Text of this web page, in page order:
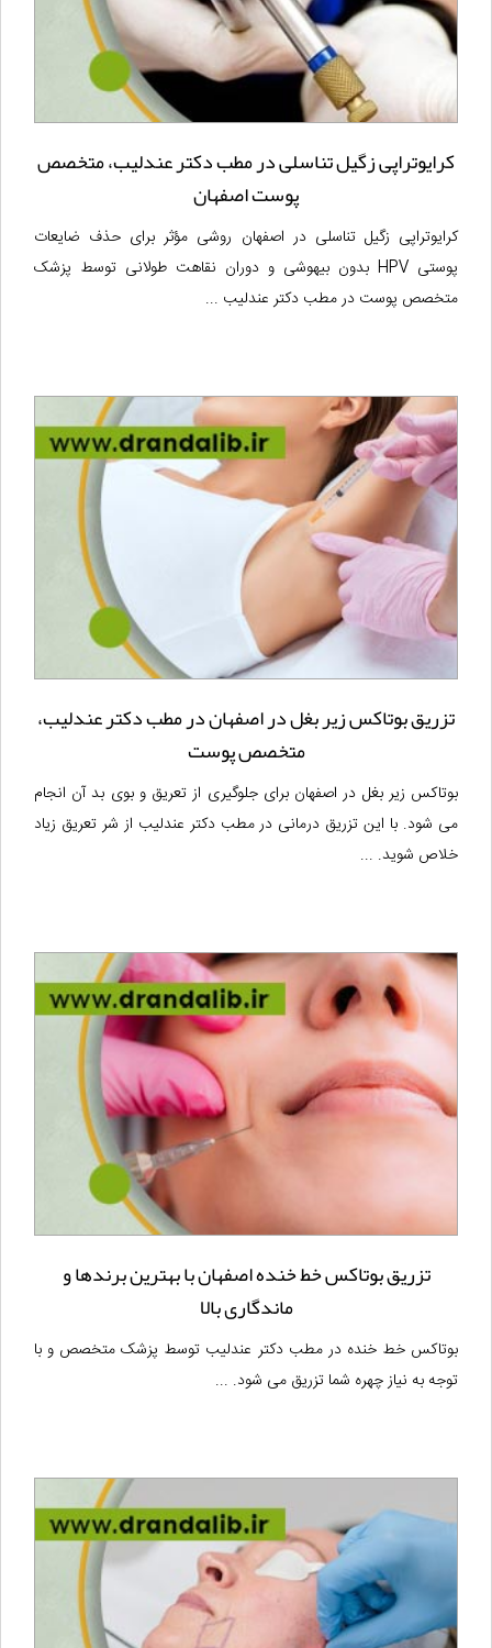
کرایوتراپی زگیل تناسلی در مطب دکتر عندلیب، متخصص
پوست اصفهان
کرایوتراپی زگیل تناسلی در اصفهان روشی مؤثر برای حذف ضایعات
پوستی HPV بدون بیهوشی و دوران نقاهت طولانی توسط پزشک
متخصص پوست در مطب دکتر عندلیب ...
تزریق بوتاکس زیر بغل در اصفهان در مطب دکتر عندلیب،
متخصص پوست
بوتاکس زیر بغل در اصفهان برای جلوگیری از تعریق و بوی بد آن انجام
می شود. با این تزریق درمانی در مطب دکتر عندلیب از شر تعریق زیاد
خلاص شوید. ...
تزریق بوتاکس خط خنده اصفهان با بهترین برندها و
ماندگاری بالا
بوتاکس خط خنده در مطب دکتر عندلیب توسط پزشک متخصص و با
توجه به نیاز چهره شما تزریق می شود. ...